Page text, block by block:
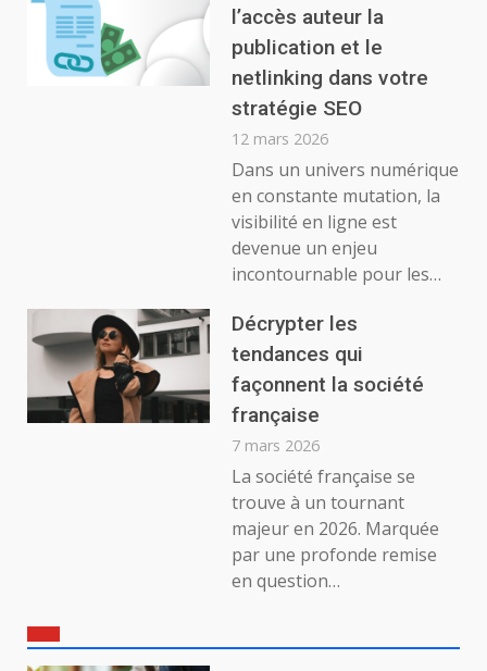
l’accès auteur la
publication et le
netlinking dans votre
stratégie SEO
12 mars 2026
Dans un univers numérique
en constante mutation, la
visibilité en ligne est
devenue un enjeu
incontournable pour les…
Décrypter les
tendances qui
façonnent la société
française
7 mars 2026
La société française se
trouve à un tournant
majeur en 2026. Marquée
par une profonde remise
en question…